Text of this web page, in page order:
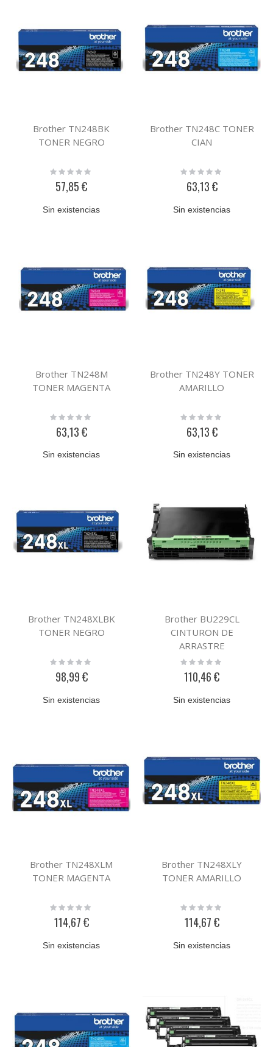
Brother TN248BK
TONER NEGRO
Rating:
57,85 €
Sin existencias
Brother TN248C TONER
CIAN
Rating:
63,13 €
Sin existencias
Brother TN248M
TONER MAGENTA
Rating:
63,13 €
Sin existencias
Brother TN248Y TONER
AMARILLO
Rating:
63,13 €
Sin existencias
Brother TN248XLBK
TONER NEGRO
Rating:
98,99 €
Sin existencias
Brother BU229CL
CINTURON DE
ARRASTRE
Rating:
110,46 €
Sin existencias
Brother TN248XLM
TONER MAGENTA
Rating:
114,67 €
Sin existencias
Brother TN248XLY
TONER AMARILLO
Rating:
114,67 €
Sin existencias